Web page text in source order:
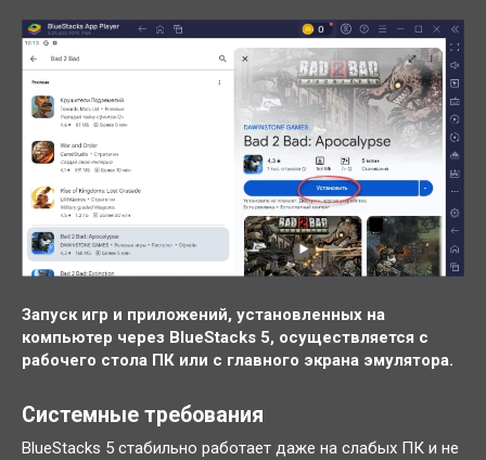
Запуск игр и приложений, установленных на
компьютер через BlueStacks 5, осуществляется с
рабочего стола ПК или с главного экрана эмулятора.
Системные требования
BlueStacks 5 стабильно работает даже на слабых ПК и не